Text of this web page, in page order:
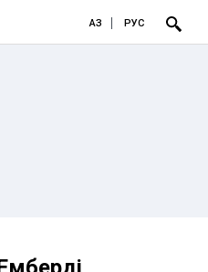
ҚАЗ РУС